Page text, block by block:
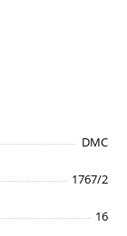
DMC
1767/2
16